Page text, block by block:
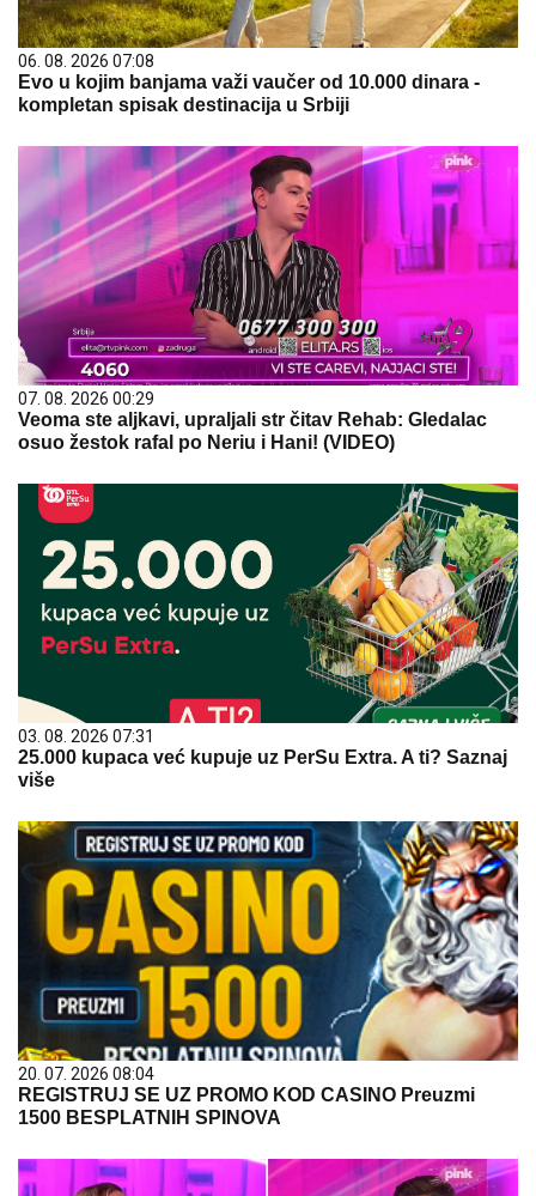
06. 08. 2026 07:08
Evo u kojim banjama važi vaučer od 10.000 dinara -
kompletan spisak destinacija u Srbiji
07. 08. 2026 00:29
Veoma ste aljkavi, upraljali str čitav Rehab: Gledalac
osuo žestok rafal po Neriu i Hani! (VIDEO)
03. 08. 2026 07:31
25.000 kupaca već kupuje uz PerSu Extra. A ti? Saznaj
više
20. 07. 2026 08:04
REGISTRUJ SE UZ PROMO KOD CASINO Preuzmi
1500 BESPLATNIH SPINOVA